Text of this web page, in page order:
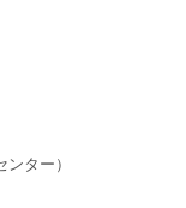
ター）